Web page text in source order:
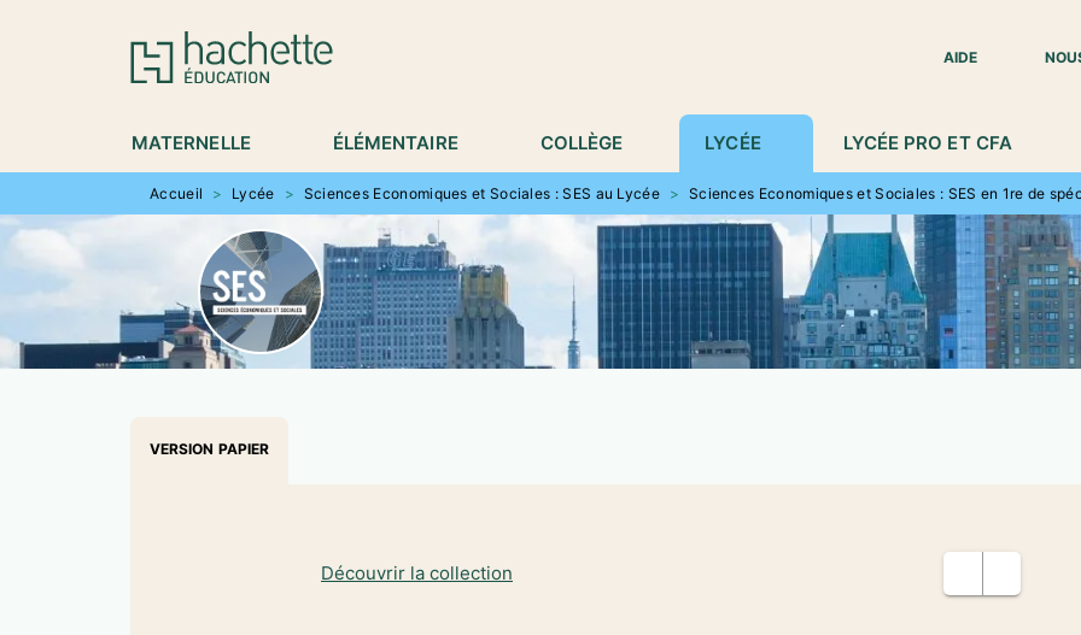
MENU RECHERCHE
AIDE
MATERNELLE ÉLÉMENTAIRE COLLÈGE LYCÉE LYCÉE PRO ET CFA
Accueil > Lycée > Sciences Economiques et Sociales : SES au Lycée > Sciences Economiques et Sociales : SES en 1re de
VERSION PAPIER
Découvrir la collection